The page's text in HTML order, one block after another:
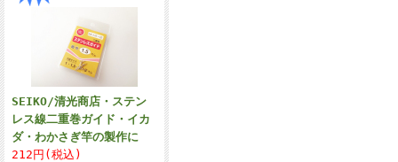
SEIKO/清光商店・ステン
レス線二重巻ガイド・イカ
ダ・わかさぎ竿の製作に
212円(税込)